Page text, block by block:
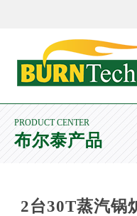
PRODUCT CENTER
布尔泰产品
2台30T蒸汽锅